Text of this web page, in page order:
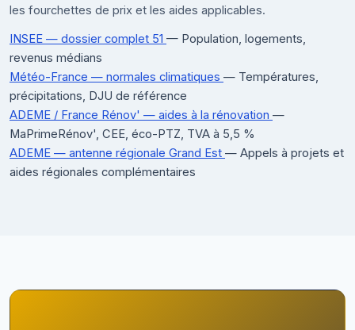
les fourchettes de prix et les aides applicables.
INSEE — dossier complet 51 — Population, logements,
revenus médians
Météo-France — normales climatiques — Températures,
précipitations, DJU de référence
ADEME / France Rénov' — aides à la rénovation —
MaPrimeRénov', CEE, éco-PTZ, TVA à 5,5 %
ADEME — antenne régionale Grand Est — Appels à projets et
aides régionales complémentaires